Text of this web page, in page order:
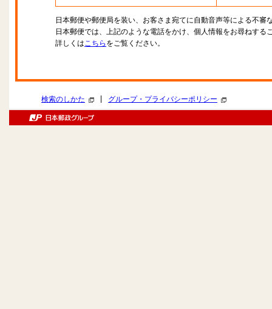
日本郵便や郵便局を装い、お客さま宛てに自動音声等による不審
日本郵便では、上記のような電話をかけ、個人情報をお尋ねする
詳しくはこちら をご覧ください。
検索のしかた グループ・プライバシーポリシー